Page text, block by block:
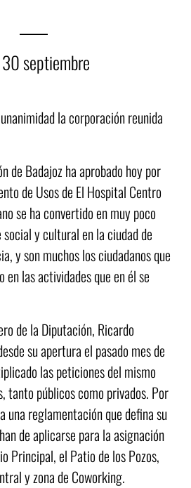
30septiembre
la corporación reunida
de Badajoz ha aprobado hoy por
de Usos de El Hospital Centro
se ha convertido en muy poco
y cultural en la ciudad de
y son muchos los ciudadanos que
en las actividades que en él se
de la Diputación, Ricardo
su apertura el pasado mes de
las peticiones del mismo
tanto públicos como privados. Por
una reglamentación que defina su
de aplicarse para la asignación
Principal, el Patio de los Pozos,
y zona de Coworking.